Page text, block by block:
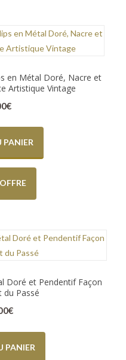
en Métal Doré, Nacre et
Artistique Vintage
€
PANIER
Doré et Pendentif Façon
du Passé
€
PANIER